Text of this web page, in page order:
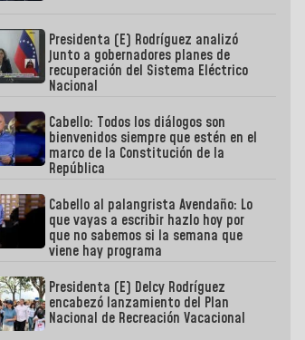
Presidenta (E) Rodríguez analizó
junto a gobernadores planes de
recuperación del Sistema Eléctrico
Nacional
Cabello: Todos los diálogos son
bienvenidos siempre que estén en el
marco de la Constitución de la
República
Cabello al palangrista Avendaño: Lo
que vayas a escribir hazlo hoy por
que no sabemos si la semana que
viene hay programa
Presidenta (E) Delcy Rodríguez
encabezó lanzamiento del Plan
Nacional de Recreación Vacacional